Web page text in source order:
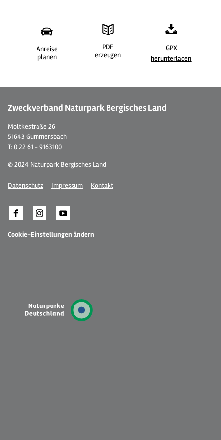
| Maren Pussak / Das Bergische
Anreise
planen
PDF
erzeugen
GPX
herunterladen
Zweckverband Naturpark Bergisches Land
Moltkestraße 26
51643 Gummersbach
T: 0 22 61 - 9163100
© 2024 Naturpark Bergisches Land
Datenschutz Impressum Kontakt
Cookie-Einstellungen ändern